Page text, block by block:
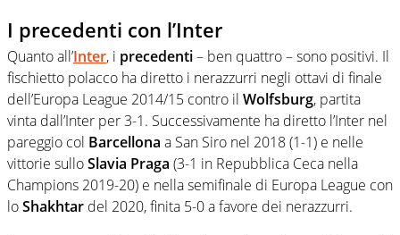
I precedenti con l’Inter
Quanto all’Inter, i precedenti– ben quattro – sono positivi. Il
fischietto polacco ha diretto i nerazzurri negli ottavi di finale
dell’Europa League 2014/15 contro il Wolfsburg, partita
vinta dall’Inter per 3-1. Successivamente ha diretto l’Inter nel
pareggio col Barcellona a San Siro nel 2018 (1-1) e nelle
vittorie sulloSlavia Praga (3-1 in Repubblica Ceca nella
Champions 2019-20) e nella semifinale di Europa League con
loShakhtar del 2020, finita 5-0 a favore dei nerazzurri.